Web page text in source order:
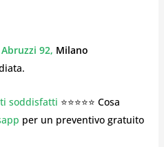
92, Milano
soddisfatti ⭐⭐⭐⭐⭐ Cosa
per un preventivo gratuito